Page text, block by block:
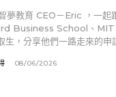
夢教育 CEO－Eric ，一
Business School、
生，分享他們一路走來的申
08/06/2026